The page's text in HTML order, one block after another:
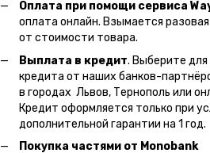
Оплата при помощи сервиса
оплата онлайн. Взымается
от стоимости товара.
Выплата в кредит. Выберите
кредита от наших банков-
в городах Львов, Тернополь или
Кредит оформляется только при
дополнительной гарантии на 1 год.
Покупка частями от Monobank